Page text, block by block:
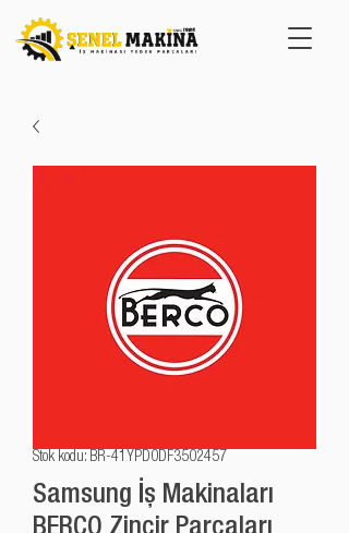
Stok kodu: BR-41YPD0DF3502457
Samsung İş Makinaları